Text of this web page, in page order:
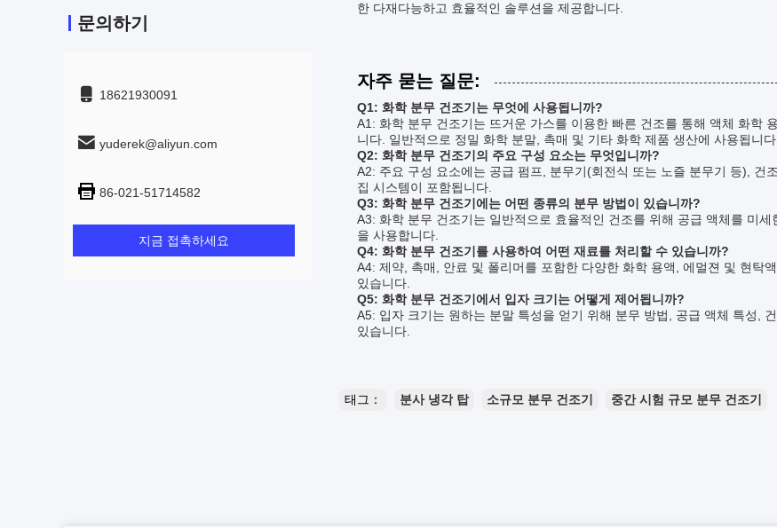
문의하기
18621930091
yuderek@aliyun.com
86-021-51714582
지금 접촉하세요
한 다재다능하고 효율적인 솔루션을 제공합니다.
자주 묻는 질문:
Q1: 화학 분무 건조기는 무엇에 사용됩니까?
A1: 화학 분무 건조기는 뜨거운 가스를 이용한 빠른 건조를 통해 액체 화학
니다. 일반적으로 정밀 화학 분말, 촉매 및 기타 화학 제품 생산에 사용됩니다.
Q2: 화학 분무 건조기의 주요 구성 요소는 무엇입니까?
A2: 주요 구성 요소에는 공급 펌프, 분무기(회전식 또는 노즐 분무기 등), 건
집 시스템이 포함됩니다.
Q3: 화학 분무 건조기에는 어떤 종류의 분무 방법이 있습니까?
A3: 화학 분무 건조기는 일반적으로 효율적인 건조를 위해 공급 액체를 미
을 사용합니다.
Q4: 화학 분무 건조기를 사용하여 어떤 재료를 처리할 수 있습니까?
A4: 제약, 촉매, 안료 및 폴리머를 포함한 다양한 화학 용액, 에멀젼 및 현탁
있습니다.
Q5: 화학 분무 건조기에서 입자 크기는 어떻게 제어됩니까?
A5: 입자 크기는 원하는 분말 특성을 얻기 위해 분무 방법, 공급 액체 특성,
있습니다.
태그： 분사 냉각 탑 소규모 분무 건조기 중간 시험 규모 분무 건조기